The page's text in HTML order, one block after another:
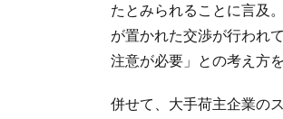
たとみられることに言及
が置かれた交渉が行われ
注意が必要」との考え方を
併せて、大手荷主企業の